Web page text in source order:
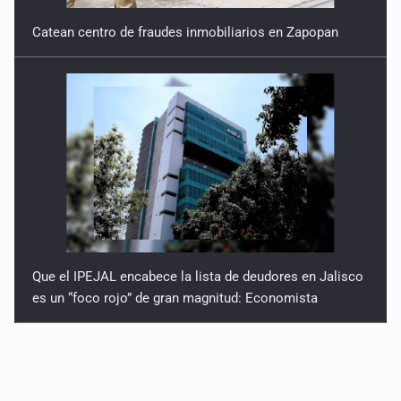
Catean centro de fraudes inmobiliarios en Zapopan
Que el IPEJAL encabece la lista de deudores en Jalisco
es un “foco rojo” de gran magnitud: Economista